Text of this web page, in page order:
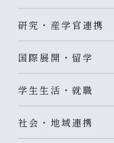
研究・産学官連携
国際展開・留学
学生生活・就職
社会・地域連携